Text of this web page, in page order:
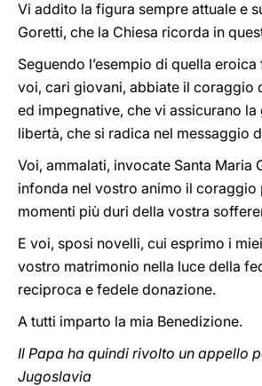
Vi addito la figura sempre attuale e
Goretti, che la Chiesa ricorda in
Seguendo l’esempio di quella
voi, cari giovani, abbiate il coraggio
ed impegnative, che vi assicurano
libertà, che si radica nel messaggio
Voi, ammalati, invocate Santa Maria
infonda nel vostro animo il coraggio
momenti più duri della vostra
E voi, sposi novelli, cui esprimo i
vostro matrimonio nella luce della
reciproca e fedele donazione.
A tutti imparto la mia Benedizione.
Il Papa ha quindi rivolto un appello
Jugoslavia